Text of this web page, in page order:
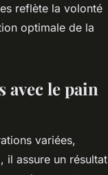
reflète la volonté
optimale de la
le pain
variées,
il assure un résultat